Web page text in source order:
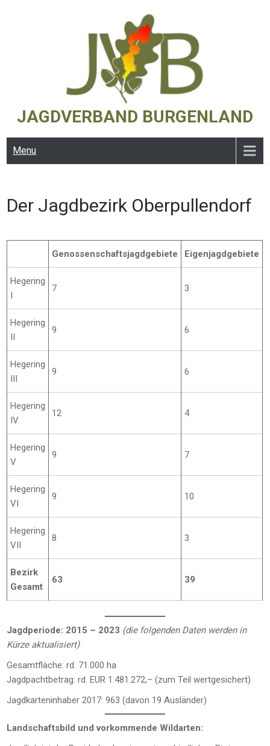
JAGDVERBAND BURGENLAND
Menu
Der Jagdbezirk Oberpullendorf
Genossenschaftsjagdgebiete Eigenjagdgebiete
Hegering
I
7 3
Hegering
II
9 6
Hegering
III
9 6
Hegering
IV
12 4
Hegering
V
9 7
Hegering
VI
9 10
Hegering
VII
8 3
Bezirk
Gesamt
63 39
Jagdperiode: 2015 – 2023 (die folgenden Daten werden in
Kürze aktualisiert)
Gesamtfläche: rd. 71.000 ha
Jagdpachtbetrag: rd. EUR 1.481.272,– (zum Teil wertgesichert)
Jagdkarteninhaber 2017: 963 (davon 19 Ausländer)
Landschaftsbild und vorkommende Wildarten: